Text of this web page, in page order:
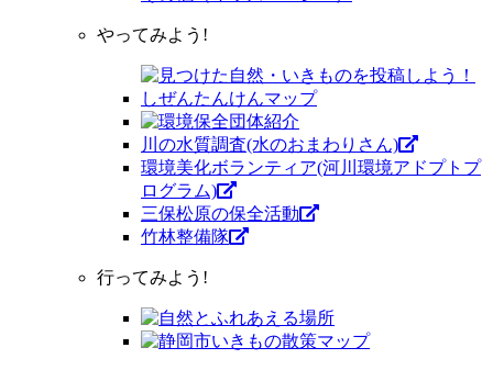
やってみよう!
川の水質調査(水のおまわりさん)
環境美化ボランティア(河川環境アドプトプ
ログラム)
三保松原の保全活動
竹林整備隊
行ってみよう!